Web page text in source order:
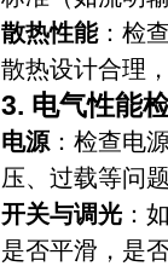
散热性能：检
散热设计合理
3. 电气性能
电源 ：检查电
压、过载等问
开关与调光 ：
是否平滑，是